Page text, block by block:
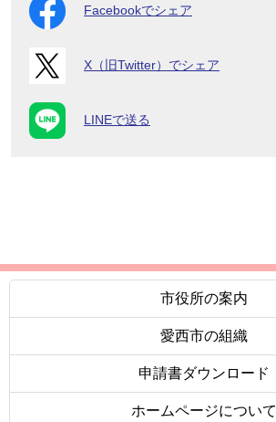
Facebookでシェア
X（旧Twitter）でシェア
LINEで送る
市役所の案内
愛西市の組織
申請書ダウンロード
ホームページについて